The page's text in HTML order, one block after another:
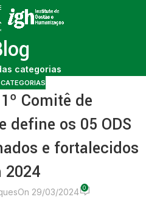
categorias
Comitê de
define os 05 ODS
e fortalecidos
2024
On 29/03/2024 0